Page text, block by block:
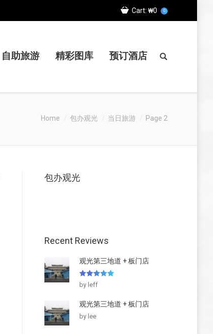
Cart: ₩0 0
自助旅游 精彩图库 预订酒店
Home 包办观光 当日旅游 Page 2
包办观光
Recent Reviews
观光第三地道 + 板门店
5out of 5
by leff
观光第三地道 + 板门店
by lee